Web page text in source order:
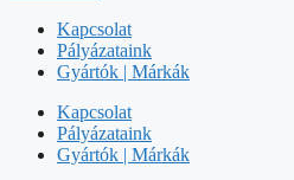
Kapcsolat
Pályázataink
Gyártók | Márkák
Kapcsolat
Pályázataink
Gyártók | Márkák